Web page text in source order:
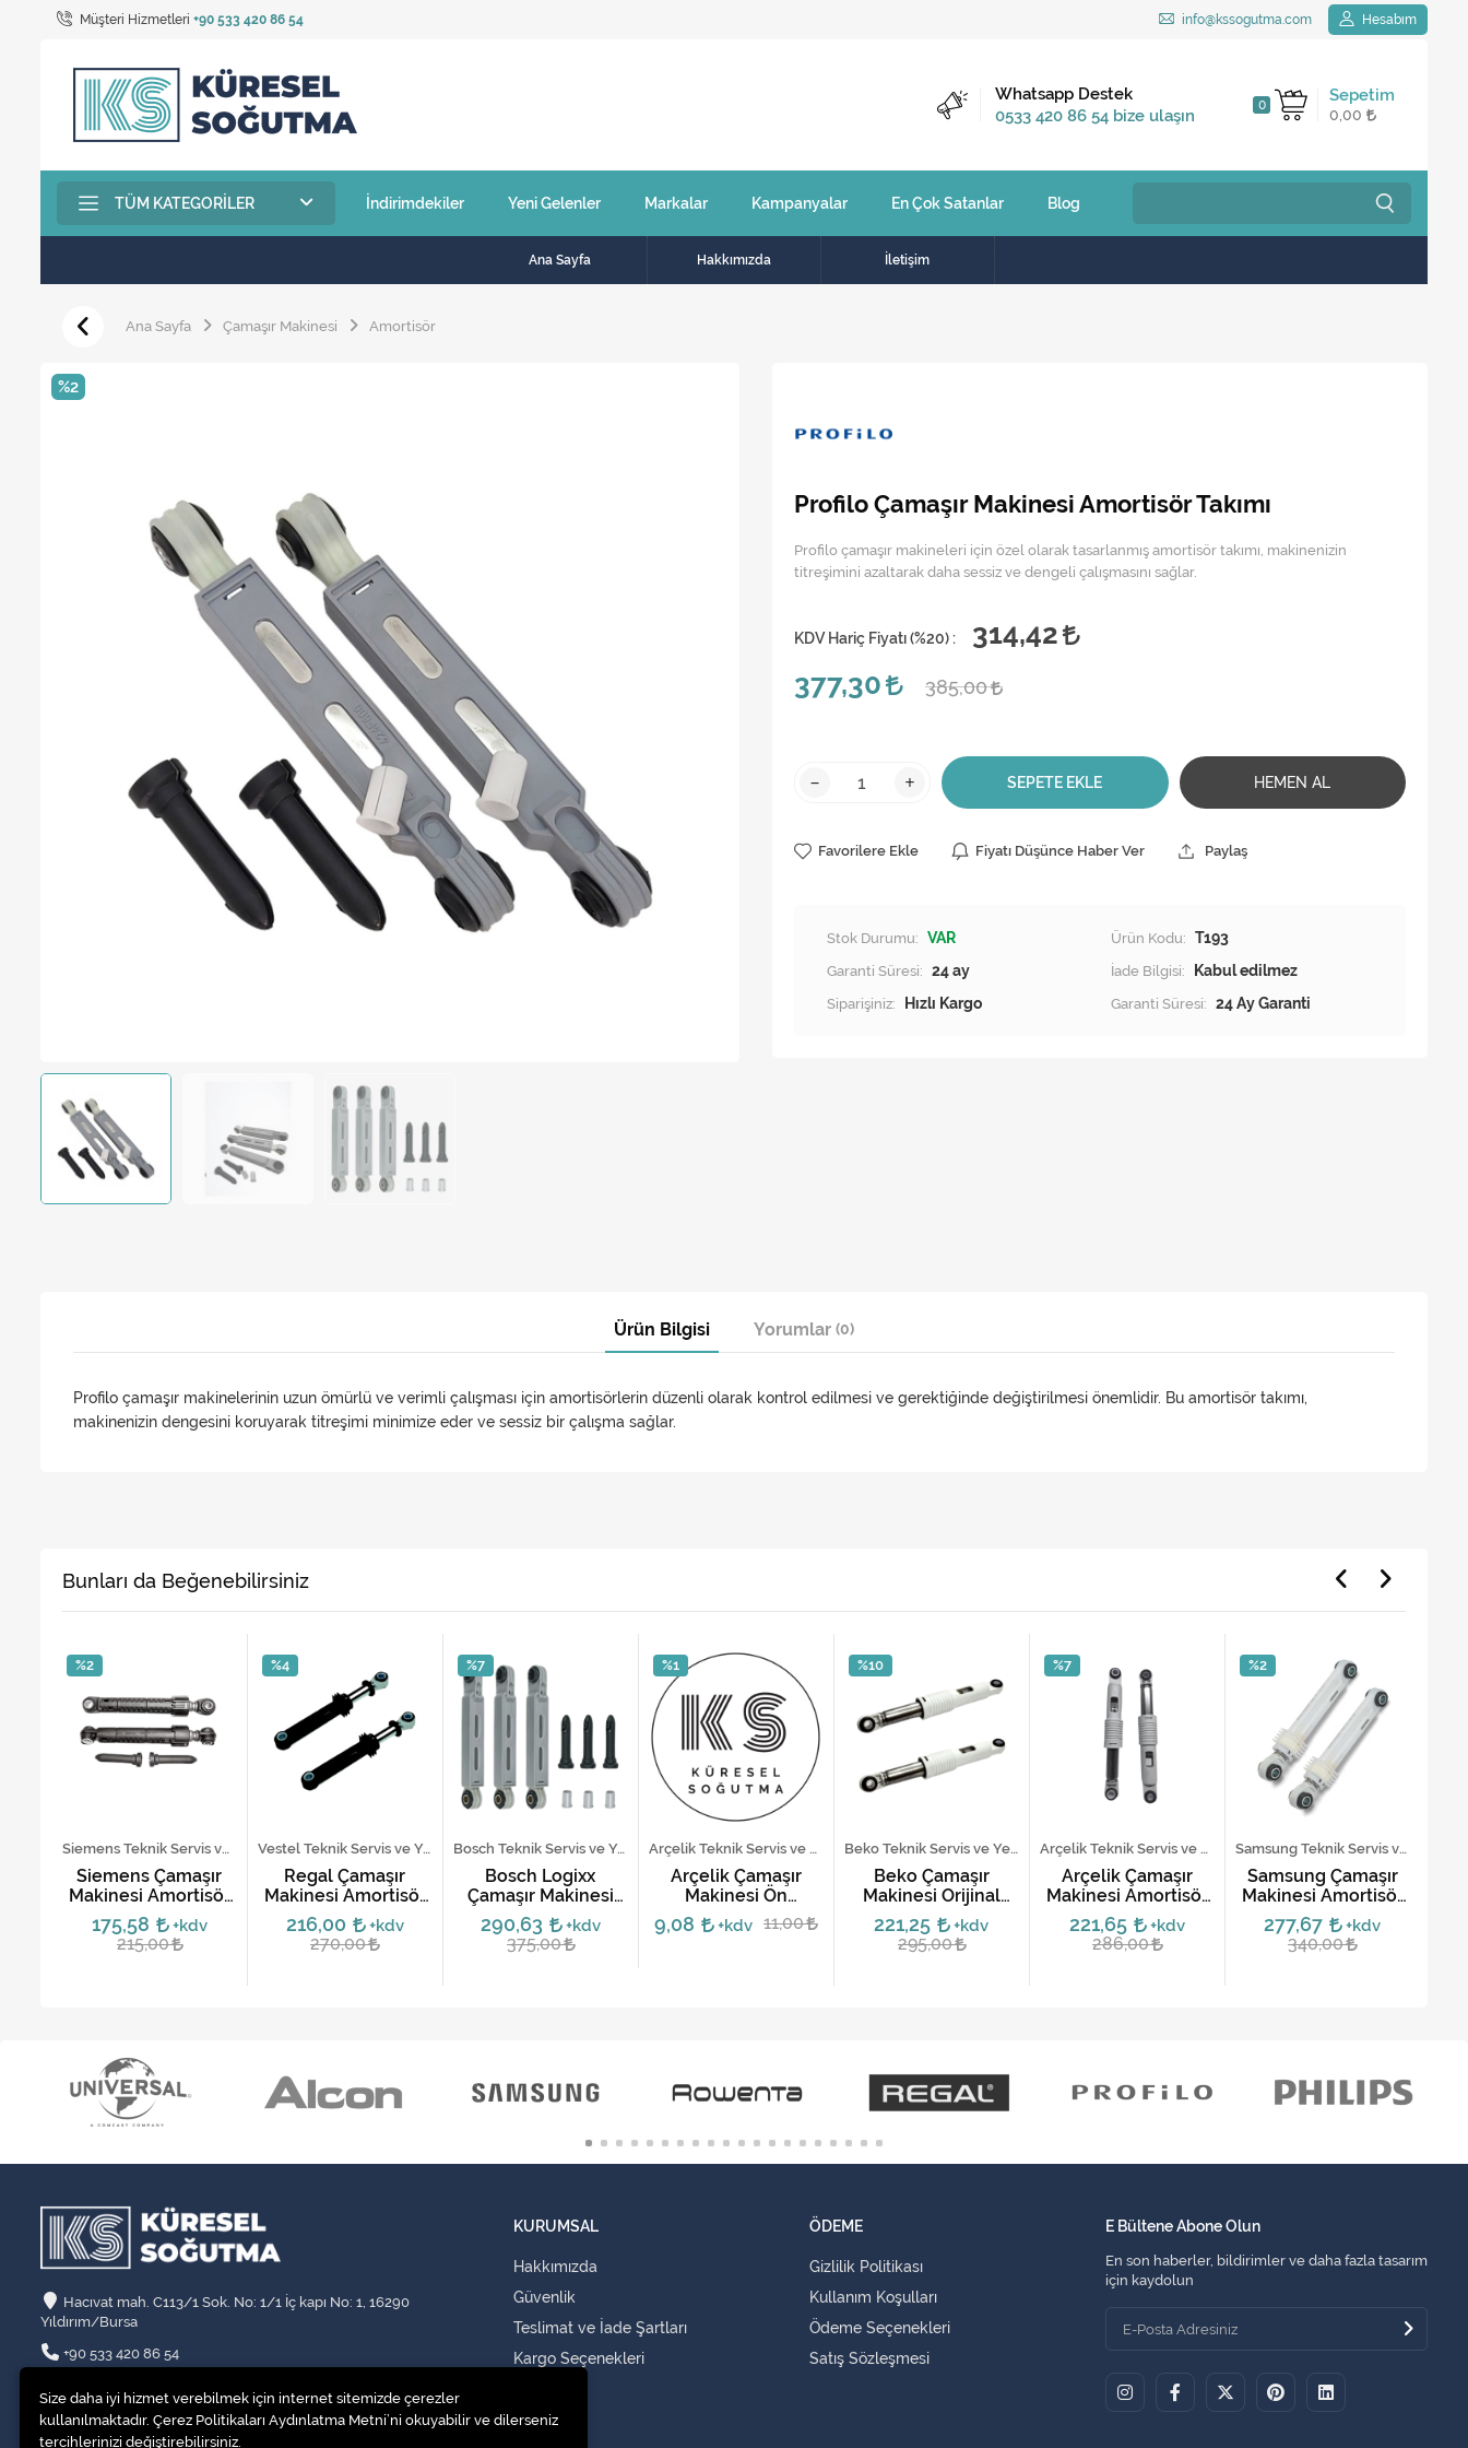
Müşteri Hizmetleri +90 533 420 86 54 info@kssogutma.com Hesabım
Sepetim
0
0,00
Kargo Bedava
2.500 TL ve üzeri
Whatsapp Destek
0533 420 86 54 bize ulaşın
TÜM KATEGORILER İndirimdekiler Yeni Gelenler Markalar Kampanyalar En Çok Satanlar Blog
Ana Sayfa Hakkımızda İletişim
Ana Sayfa Çamaşır Makinesi Amortisör
%2
Profilo Çamaşır Makinesi Amortisör Takımı
Profilo çamaşır makineleri için özel olarak tasarlanmış amortisör takımı, makinenizin
titreşimini azaltarak daha sessiz ve dengeli çalışmasını sağlar.
KDV Hariç Fiyatı (%20) :
314,42
377,30
385,00
- + SEPETE EKLE HEMEN AL
Favorilere Ekle Fiyatı Düşünce Haber Ver Paylaş
Stok Durumu: VAR Ürün Kodu: T193
Garanti Süresi: 24 ay
İade Bilgisi:
Siparişiniz:
Hızlı Kargo Garanti Süresi: 24 Ay Garanti
Ürün Bilgisi Yorumlar (0)
Profilo çamaşır makinelerinin uzun ömürlü ve verimli çalışması için amortisörlerin düzenli olarak kontrol edilmesi ve gerektiğinde değiştirilmesi önemlidir. Bu amortisör takımı,
makinenizin dengesini koruyarak titreşimi minimize eder ve sessiz bir çalışma sağlar.
Bunları da Beğenebilirsiniz
%2
Siemens Teknik Servis ve Yedek Parça Hizmetleri
Siemens Çamaşır
Makinesi Amortisör
Takımı
175,58 +kdv
215,00
%4
Vestel Teknik Servis ve Yedek Parça Hizmetleri
Regal Çamaşır
Makinesi Amortisör
Takımı 80N
(47004427)
216,00 +kdv
270,00
%7
Bosch Teknik Servis ve Yedek Parça Hizmetleri
Bosch Logixx
Çamaşır Makinesi
Amortisör Takımı
290,63 +kdv
375,00
%1
Arçelik Teknik Servis ve Yedek Parça Hizmetleri
Arçelik Çamaşır
Makinesi Ön
Amortisör Başlığı
9,08 +kdv 11,00
%10
Beko Teknik Servis ve Yedek Parça Hizmetleri
Beko Çamaşır
Makinesi Orijinal
Amortisör Takımı
221,25 +kdv
295,00
%7
Arçelik Teknik Servis ve Yedek Parça Hizmetleri
Arçelik Çamaşır
Makinesi Amortisör
Takımı - Orijinal
221,65 +kdv
286,00
%2
Samsung Teknik Servis ve Yedek Parça Hizmetleri
Samsung Çamaşır
Makinesi Amortisör
Takımı 60N DC66-
00343F (2'li Set)
277,67 +kdv
340,00
Hacıvat mah. C113/1 Sok. No: 1/1 İç kapı No: 1, 16290
Yıldırım/Bursa
+90 533 420 86 54
E Bültene Abone Olun
En son haberler, bildirimler ve daha fazla tasarım
için kaydolun
KURUMSAL
Hakkımızda
Güvenlik
Teslimat ve İade Şartları
Kargo Seçenekleri
ÖDEME
Gizlilik Politikası
Kullanım Koşulları
Ödeme Seçenekleri
Satış Sözleşmesi
İletişim
Size daha iyi hizmet verebilmek için internet sitemizde çerezler
kullanılmaktadır. Çerez Politikaları Aydınlatma Metni’ni okuyabilir ve dilerseniz
tercihlerinizi değiştirebilirsiniz.